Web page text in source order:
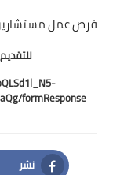
فرص عمل
formResponse
نشر